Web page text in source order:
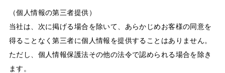
（個人情報の第三者提供）
当社は、次に掲げる場合を除いて、あらかじめお客様の同意を
得ることなく第三者に個人情報を提供することはありません。
ただし、個人情報保護法その他の法令で認められる場合を除き
ます。